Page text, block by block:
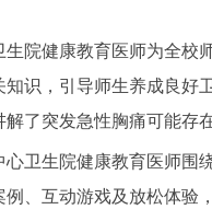
健康教育医师为全校师
识，引导师生养成良好
了突发急性胸痛可能存
生院健康教育医师围绕
例、互动游戏及放松体